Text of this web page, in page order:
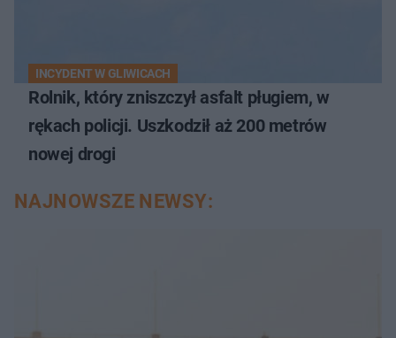
INCYDENT W GLIWICACH
Rolnik, który zniszczył asfalt pługiem, w
rękach policji. Uszkodził aż 200 metrów
nowej drogi
NAJNOWSZE NEWSY: